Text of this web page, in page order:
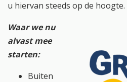
u hiervan steeds op de hoogte.
Waar we nu
alvast mee
starten:
Buiten